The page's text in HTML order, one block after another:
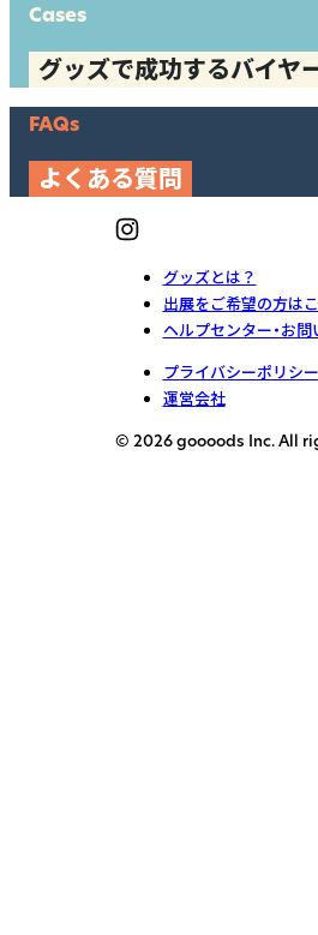
Cases
グッズで成功するバイヤ
FAQs
よくある質問
グッズとは？
出展をご希望の方は
ヘルプセンター・お
プライバシーポリシー
運営会社
© 2026 goooods Inc. All